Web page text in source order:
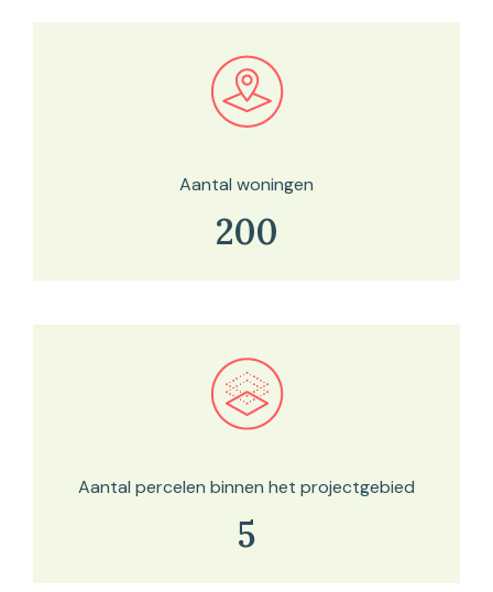
Bekijk in onze kaartviewer
Aantal woningen
200
Bekijk in onze kaartviewer
Aantal percelen binnen het projectgebied
5